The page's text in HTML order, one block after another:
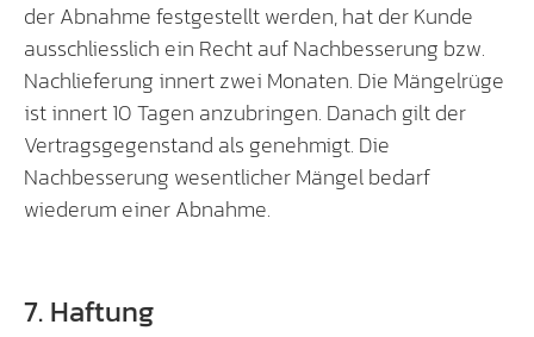
der Abnahme festgestellt werden, hat der Kunde
ausschliesslich ein Recht auf Nachbesserung bzw.
Nachlieferung innert zwei Monaten. Die Mängelrüge
ist innert 10 Tagen anzubringen. Danach gilt der
Vertragsgegenstand als genehmigt. Die
Nachbesserung wesentlicher Mängel bedarf
wiederum einer Abnahme.
7. Haftung